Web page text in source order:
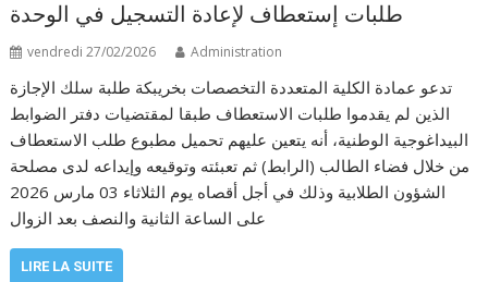
طلبات إستعطاف لإعادة التسجيل في الوحدة
vendredi 27/02/2026 Administration
تدعو عمادة الكلية المتعددة التخصصات بخريبكة طلبة سلك الإجازة
الذين لم يقدموا طلبات الاستعطاف طبقا لمقتضيات دفتر الضوابط
البيداغوجية الوطنية، أنه يتعين عليهم تحميل مطبوع طلب الاستعطاف
من خلال فضاء الطالب (الرابط) ثم تعبئته وتوقيعه وإيداعه لدى مصلحة
الشؤون الطلابية وذلك في أجل أقصاه يوم الثلاثاء 03 مارس 2026
على الساعة الثانية والنصف بعد الزوال
LIRE LA SUITE